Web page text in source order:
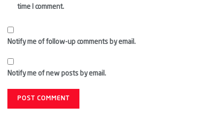
time I comment.
Notify me of follow-up comments by email.
Notify me of new posts by email.